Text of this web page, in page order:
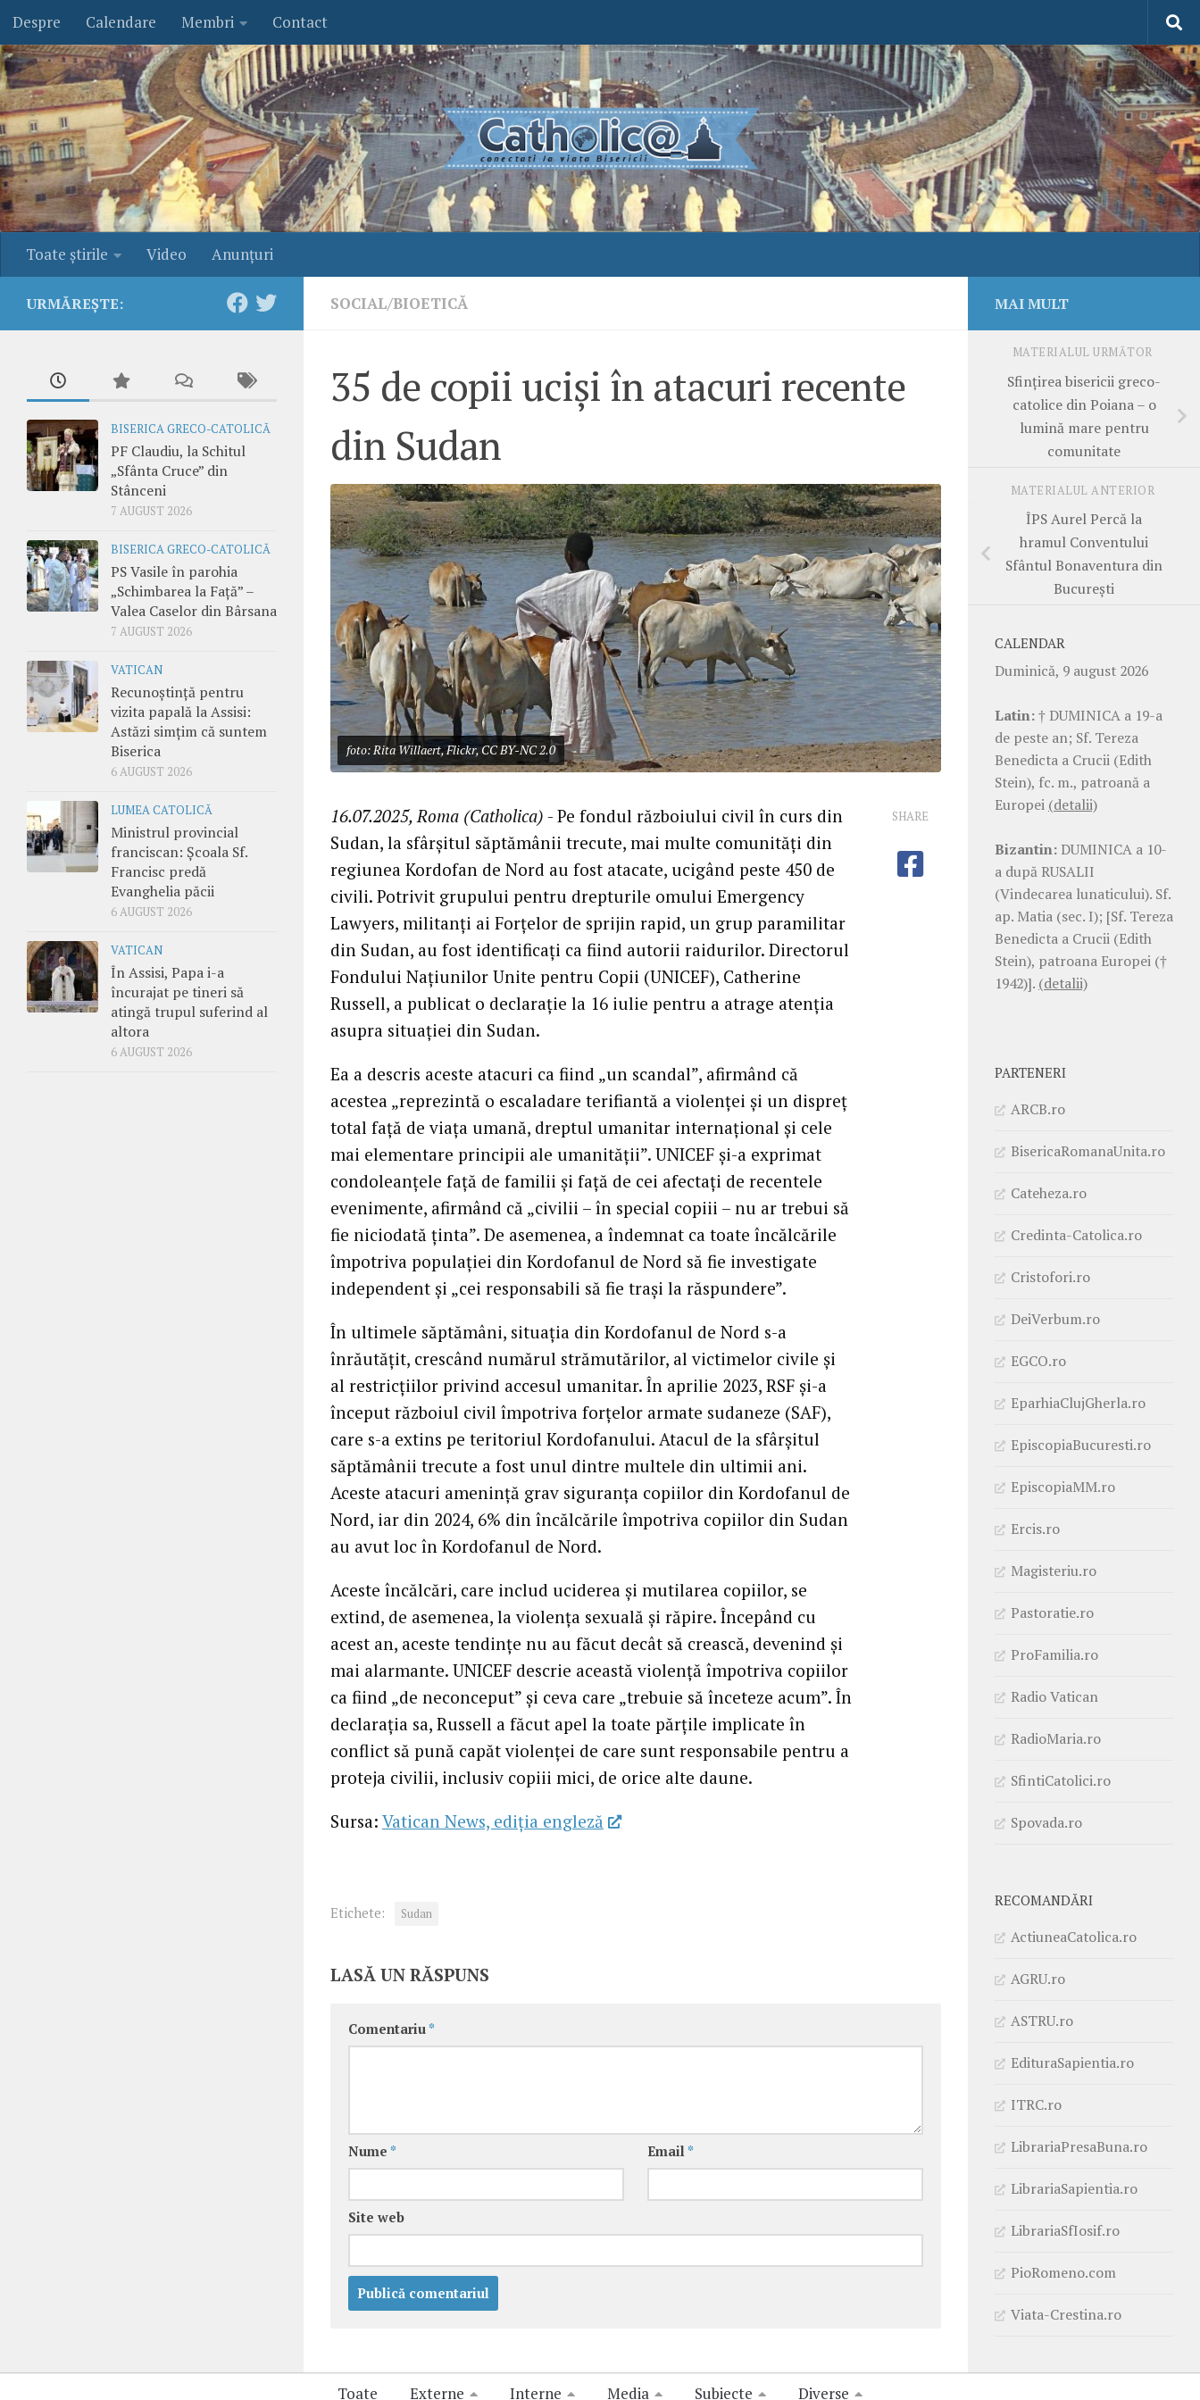
Skip to content
Despre Calendare Membri Contact
Toate ştirile Video Anunţuri
SOCIAL/BIOETICĂ
35 de copii uciși în atacuri recente
din Sudan
foto: Rita Willaert, Flickr, CC BY-NC 2.0
16.07.2025, Roma (Catholica) - Pe fondul războiului civil în curs din
Sudan, la sfârșitul săptămânii trecute, mai multe comunități din
regiunea Kordofan de Nord au fost atacate, ucigând peste 450 de
civili. Potrivit grupului pentru drepturile omului Emergency
Lawyers, militanți ai Forțelor de sprijin rapid, un grup paramilitar
din Sudan, au fost identificați ca fiind autorii raidurilor. Directorul
Fondului Națiunilor Unite pentru Copii (UNICEF), Catherine
Russell, a publicat o declarație la 16 iulie pentru a atrage atenția
asupra situației din Sudan.
Ea a descris aceste atacuri ca fiind „un scandal”, afirmând că
acestea „reprezintă o escaladare terifiantă a violenței și un dispreț
total față de viața umană, dreptul umanitar internațional și cele
mai elementare principii ale umanității”. UNICEF și-a exprimat
condoleanțele față de familii și față de cei afectați de recentele
evenimente, afirmând că „civilii – în special copiii – nu ar trebui să
fie niciodată ținta”. De asemenea, a îndemnat ca toate încălcările
împotriva populației din Kordofanul de Nord să fie investigate
independent și „cei responsabili să fie trași la răspundere”.
În ultimele săptămâni, situația din Kordofanul de Nord s-a
înrăutățit, crescând numărul strămutărilor, al victimelor civile și
al restricțiilor privind accesul umanitar. În aprilie 2023, RSF și-a
început războiul civil împotriva forțelor armate sudaneze (SAF),
care s-a extins pe teritoriul Kordofanului. Atacul de la sfârșitul
săptămânii trecute a fost unul dintre multele din ultimii ani.
Aceste atacuri amenință grav siguranța copiilor din Kordofanul de
Nord, iar din 2024, 6% din încălcările împotriva copiilor din Sudan
au avut loc în Kordofanul de Nord.
Aceste încălcări, care includ uciderea și mutilarea copiilor, se
extind, de asemenea, la violența sexuală și răpire. Începând cu
acest an, aceste tendințe nu au făcut decât să crească, devenind și
mai alarmante. UNICEF descrie această violență împotriva copiilor
ca fiind „de neconceput” și ceva care „trebuie să înceteze acum”. În
declarația sa, Russell a făcut apel la toate părțile implicate în
conflict să pună capăt violenței de care sunt responsabile pentru a
proteja civilii, inclusiv copiii mici, de orice alte daune.
Sursa: Vatican News, ediția engleză
SHARE
Etichete: Sudan
LASĂ UN RĂSPUNS
Comentariu *
Nume * Email *
Site web
URMĂREȘTE:
BISERICA GRECO-CATOLICĂ
PF Claudiu, la Schitul
„Sfânta Cruce” din
Stânceni
7 AUGUST 2026
BISERICA GRECO-CATOLICĂ
PS Vasile în parohia
„Schimbarea la Față” –
Valea Caselor din Bârsana
7 AUGUST 2026
VATICAN
Recunoștință pentru
vizita papală la Assisi:
Astăzi simțim că suntem
Biserica
6 AUGUST 2026
LUMEA CATOLICĂ
Ministrul provincial
franciscan: Școala Sf.
Francisc predă
Evanghelia păcii
6 AUGUST 2026
VATICAN
În Assisi, Papa i-a
încurajat pe tineri să
atingă trupul suferind al
altora
6 AUGUST 2026
MAI MULT
MATERIALUL URMĂTOR
Sfințirea bisericii greco-
catolice din Poiana – o
lumină mare pentru
comunitate
MATERIALUL ANTERIOR
ÎPS Aurel Percă la
hramul Conventului
Sfântul Bonaventura din
București
CALENDAR
Duminică, 9 august 2026
Latin:† DUMINICA a 19-a
de peste an; Sf. Tereza
Benedicta a Crucii (Edith
Stein), fc. m., patroană a
Europei (detalii)
Bizantin: DUMINICA a 10-
a după RUSALII
(Vindecarea lunaticului). Sf.
ap. Matia (sec. I); [Sf. Tereza
Benedicta a Crucii (Edith
Stein), patroana Europei (†
1942)]. (detalii)
PARTENERI
ARCB.ro
BisericaRomanaUnita.ro
Cateheza.ro
Credinta-Catolica.ro
Cristofori.ro
DeiVerbum.ro
EGCO.ro
EparhiaClujGherla.ro
EpiscopiaBucuresti.ro
EpiscopiaMM.ro
Ercis.ro
Magisteriu.ro
Pastoratie.ro
ProFamilia.ro
Radio Vatican
RadioMaria.ro
SfintiCatolici.ro
Spovada.ro
RECOMANDĂRI
ActiuneaCatolica.ro
AGRU.ro
ASTRU.ro
EdituraSapientia.ro
ITRC.ro
LibrariaPresaBuna.ro
LibrariaSapientia.ro
LibrariaSfIosif.ro
PioRomeno.com
Viata-Crestina.ro
Toate Externe Interne Media Subiecte Diverse